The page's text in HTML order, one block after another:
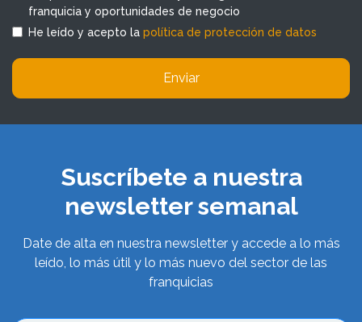
franquicia y oportunidades de negocio
He leído y acepto la política de protección de datos
Enviar
Suscríbete a nuestra
newsletter semanal
Date de alta en nuestra newsletter y accede a lo más
leído, lo más útil y lo más nuevo del sector de las
franquicias